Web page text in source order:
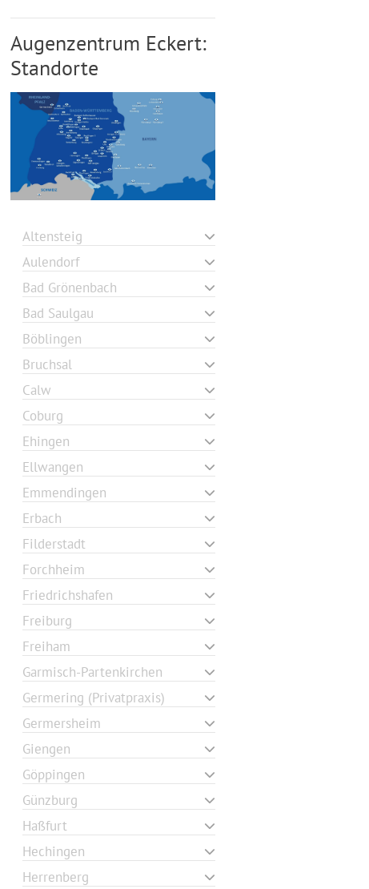
Augenzentrum Eckert:
Standorte
Altensteig
Aulendorf
Bad Grönenbach
Bad Saulgau
Böblingen
Bruchsal
Calw
Coburg
Ehingen
Ellwangen
Emmendingen
Erbach
Filderstadt
Forchheim
Friedrichshafen
Freiburg
Freiham
Garmisch-Partenkirchen
Germering (Privatpraxis)
Germersheim
Giengen
Göppingen
Günzburg
Haßfurt
Hechingen
Herrenberg